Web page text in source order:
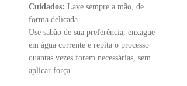
Cuidados: Lave sempre a mão, de
forma delicada.
Use sabão de sua preferência, enxague
em água corrente e repita o processo
quantas vezes forem necessárias, sem
aplicar força.